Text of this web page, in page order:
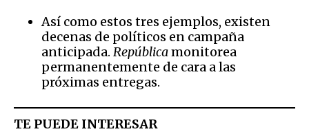
Así como estos tres ejemplos, existen
decenas de políticos en campaña
anticipada. Repúblicamonitorea
permanentemente de cara a las
próximas entregas.
TE PUEDE INTERESAR